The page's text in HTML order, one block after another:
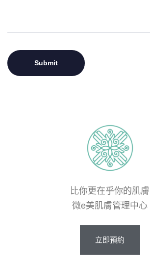
比你更在乎你的肌膚
微e美肌膚管理中心
立即預約